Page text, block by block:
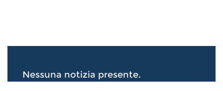
Nessuna notizia presente.